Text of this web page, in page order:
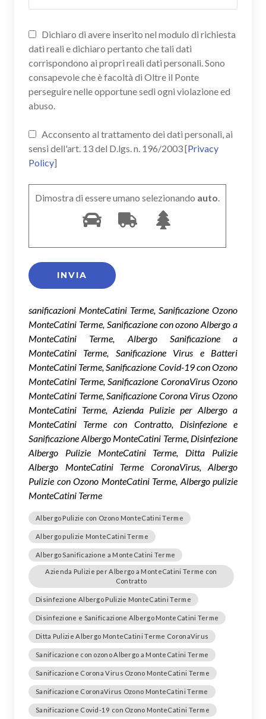
Dichiaro di avere inserito nel modulo di richiesta
dati reali e dichiaro pertanto che tali dati
corrispondono ai propri reali dati personali. Sono
consapevole che è facoltà di Oltre il Ponte
perseguire nelle opportune sedi ogni violazione ed
abuso.
Acconsento al trattamento dei dati personali, ai
sensi dell'art. 13 del D.lgs. n. 196/2003 [Privacy
Policy]
Dimostra di essere umano selezionando auto.
sanificazioni MonteCatini Terme, Sanificazione Ozono
MonteCatini Terme, Sanificazione con ozono Albergo a
MonteCatini Terme, Albergo Sanificazione a
MonteCatini Terme, Sanificazione Virus e Batteri
MonteCatini Terme, Sanificazione Covid-19 con Ozono
MonteCatini Terme, Sanificazione CoronaVirus Ozono
MonteCatini Terme, Sanificazione Corona Virus Ozono
MonteCatini Terme, Azienda Pulizie per Albergo a
MonteCatini Terme con Contratto, Disinfezione e
Sanificazione Albergo MonteCatini Terme, Disinfezione
Albergo Pulizie MonteCatini Terme, Ditta Pulizie
Albergo MonteCatini Terme CoronaVirus, Albergo
Pulizie con Ozono MonteCatini Terme, Albergo pulizie
MonteCatini Terme
Albergo Pulizie con Ozono MonteCatini Terme
Albergo pulizie MonteCatini Terme
Albergo Sanificazione a MonteCatini Terme
Azienda Pulizie per Albergo a MonteCatini Terme con
Contratto
Disinfezione Albergo Pulizie MonteCatini Terme
Disinfezione e Sanificazione Albergo MonteCatini Terme
Ditta Pulizie Albergo MonteCatini Terme CoronaVirus
Sanificazione con ozono Albergo a MonteCatini Terme
Sanificazione Corona Virus Ozono MonteCatini Terme
Sanificazione CoronaVirus Ozono MonteCatini Terme
Sanificazione Covid-19 con Ozono MonteCatini Terme